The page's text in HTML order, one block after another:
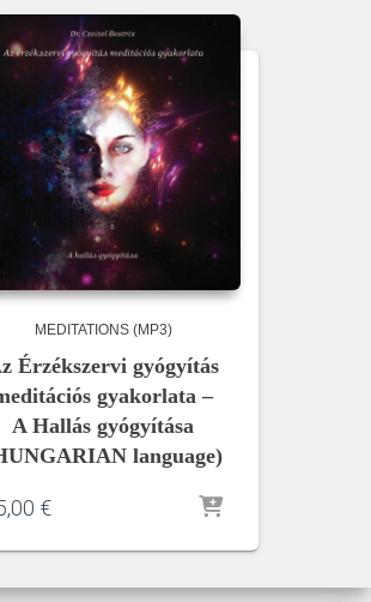
MEDITATIONS (MP3)
Érzékszervi gyógyítás
gyakorlata –
A Hallás gyógyítása
language)
€